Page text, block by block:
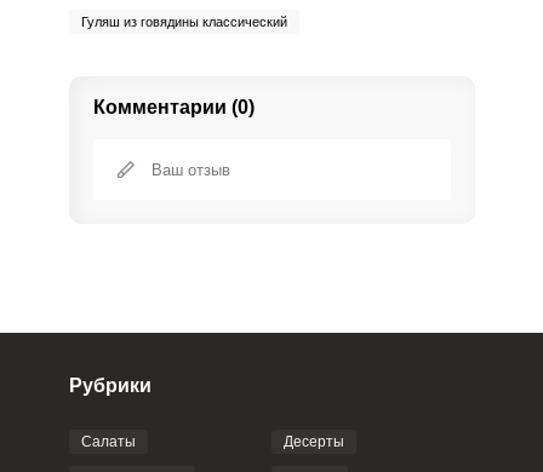
Гуляш из говядины классический
Комментарии (0)
Рубрики
Салаты Десерты